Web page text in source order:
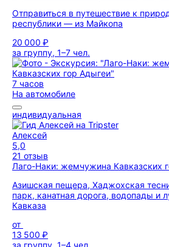
Отправиться в путешествие к
республики — из Майкопа
20 000 ₽
за группу, 1–7 чел.
7 часов
На автомобиле
индивидуальная
Алексей
5,0
21 отзыв
Лаго-Наки: жемчужина Кавказских
Азишская пещера, Хаджохская
парк, канатная дорога, водопады и
Кавказа
от
13 500 ₽
за группу, 1–4 чел.